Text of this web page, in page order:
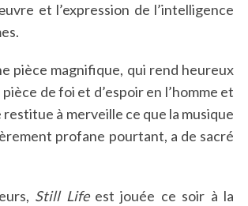
et l’expression de l’intelligence
pièce magnifique, qui rend heureux
de foi et d’espoir en l’homme et
restitue à merveille ce que la musique
profane pourtant, a de sacré
Still Lifeest jouée ce soir à la